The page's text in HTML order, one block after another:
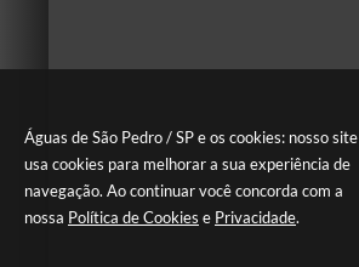
Águas de São Pedro / SP e os cookies: nosso site
usa cookies para melhorar a sua experiência de
navegação. Ao continuar você concorda com a
nossa Política de Cookies e Privacidade.